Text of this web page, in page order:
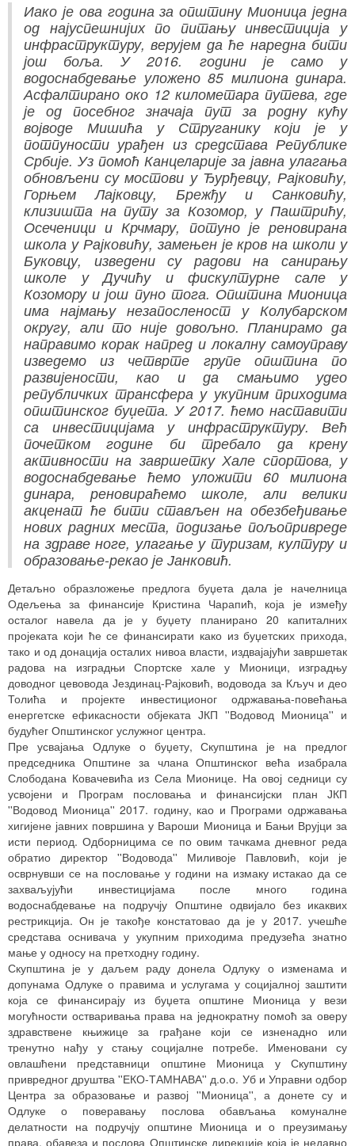
Иако је ова година за општину Мионица једна
од најуспешнијих по питању инвестиција у
инфраструктуру, верујем да ће наредна бити
још боља. У 2016. години је само у
водоснабдевање уложено 85 милиона динара.
Асфалтирано око 12 километара путева, где
је од посебног значаја пут за родну кућу
војводе Мишића у Струганику који је у
потпуности урађен из средстава Републике
Србије. Уз помоћ Канцеларије за јавна улагања
обновљени су мостови у Ђурђевцу, Рајковићу,
Горњем Лајковцу, Брежђу и Санковићу,
клизишта на путу за Козомор, у Паштрићу,
Осеченици и Крчмару, потуно је реновирана
школа у Рајковићу, замењен је кров на школи у
Буковцу, изведени су радови на санирању
школе у Дучићу и фискултурне сале у
Козомору и још пуно тога. Општина Мионица
има најмању незапосленост у Колубарском
округу, али то није довољно. Планирамо да
направимо корак напред и локалну самоуправу
изведемо из четврте групе општина по
развијености, као и да смањимо удео
републичких трансфера у укупним приходима
општинског буџета. У 2017. ћемо наставити
са инвестицијама у инфраструктуру. Већ
почетком године би требало да крену
активности на завршетку Хале спортова, у
водоснабдевање ћемо уложити 60 милиона
динара, реновираћемо школе, али велики
акценат ће бити стављен на обезбеђивање
нових радних места, подизање пољопривреде
на здраве ноге, улагање у туризам, културу и
образовање-рекао је Јанковић.
Детаљно образложење предлога буџета дала је начелница
Одељења за финансије Кристина Чарапић, која је између
осталог навела да је у буџету планирано 20 капиталних
пројеката који ће се финансирати како из буџетских прихода,
тако и од донација осталих нивоа власти, издвајајући завршетак
радова на изградњи Спортске хале у Мионици, изградњу
доводног цевовода Јездинац-Рајковић, водовода за Кључ и део
Толића и пројекте инвестиционог одржавања-повећања
енергетске ефикасности објеката ЈКП ''Водовод Мионица'' и
будућег Општинског услужног центра.
Пре усвајања Одлуке о буџету, Скупштина је на предлог
председника Општине за члана Општинског већа изабрала
Слободана Ковачевића из Села Мионице. На овој седници су
усвојени и Програм пословања и финансијски план ЈКП
''Водовод Мионица'' 2017. годину, као и Програми одржавања
хигијене јавних површина у Вароши Мионица и Бањи Врујци за
исти период. Одборницима се по овим тачкама дневног реда
обратио директор ''Водовода'' Миливоје Павловић, који је
осврнувши се на пословање у години на измаку истакао да се
захваљујући инвестицијама после много година
водоснабдевање на подручју Општине одвијало без икаквих
рестрикција. Он је такође констатовао да је у 2017. учешће
средстава оснивача у укупним приходима предузећа знатно
мање у односу на претходну годину.
Скупштина је у даљем раду донела Одлуку о изменама и
допунама Одлуке о правима и услугама у социјалној заштити
која се финансирају из буџета општине Мионица у вези
могућности остваривања права на једнократну помоћ за оверу
здравствене књижице за грађане који се изненадно или
тренутно нађу у стању социјалне потребе. Именовани су
овлашћени представници општине Мионица у Скупштину
привредног друштва ''ЕКО-ТАМНАВА'' д.о.о. Уб и Управни одбор
Центра за образовање и развој ''Мионица'', а донете су и
Одлуке о поверавању послова обављања комуналне
делатности на подручју општине Мионица и о преузимању
права, обавеза и послова Општинске дирекције која је недавно